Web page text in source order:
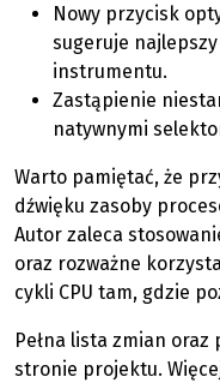
Nowy przycisk
sugeruje
instrumentu.
Zastąpienie
natywnymi
Warto pamiętać, że
dźwięku zasoby
Autor zaleca
oraz rozważne
cykli CPU tam, gdzie
Pełna lista zmian
stronie projektu.